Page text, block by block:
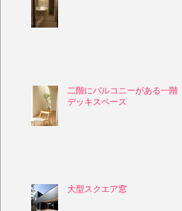
二階にバルコニーがある一階の
デッキスペース
大型スクエア窓
二階にバルコニーがある一階の
デッキスペース
大型スクエア窓